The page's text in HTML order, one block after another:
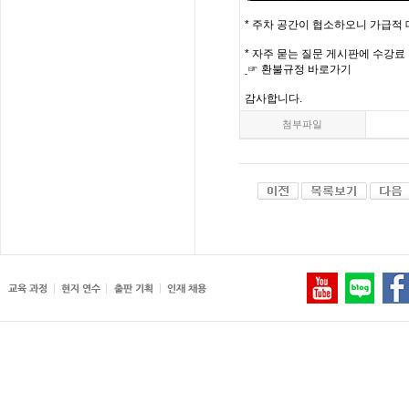
* 주차 공간이 협소하오니 가급적
* 자주 묻는 질문 게시판에 수강료
☞ 환불규정 바로가기
감사합니다.
첨부파일